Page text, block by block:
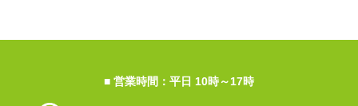
■ 営業時間：平日 10時～17時